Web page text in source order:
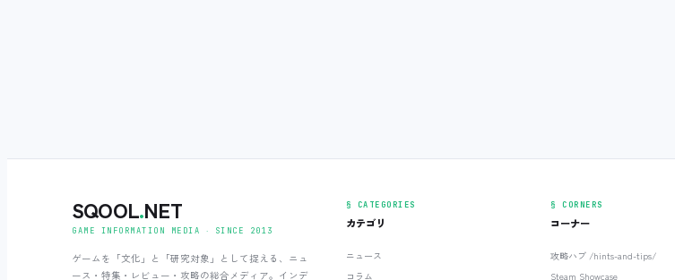
SQOOL.NET
GAME INFORMATION MEDIA ‧ SINCE 2013
ゲームを「文化」と「研究対象」として捉える、ニュ
ース・特集・レビュー・攻略の総合メディア。インデ
§ CATEGORIES
カテゴリ
ニュース
コラム
§ CORNERS
コーナー
攻略ハブ /hints-and-tips/
Steam Showcase